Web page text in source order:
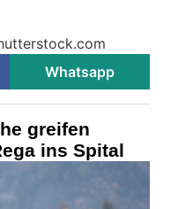
Whatsapp
greifen
ins Spital